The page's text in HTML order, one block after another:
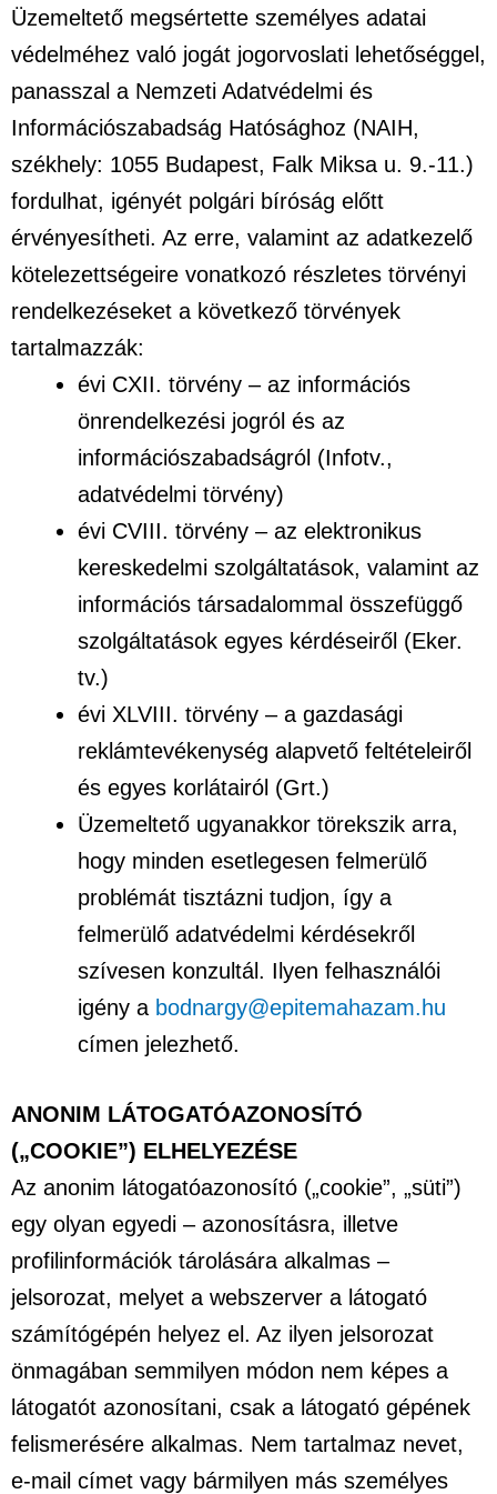
Üzemeltető megsértette személyes adatai
védelméhez való jogát jogorvoslati lehetőséggel,
panasszal a Nemzeti Adatvédelmi és
Információszabadság Hatósághoz (NAIH,
székhely: 1055 Budapest, Falk Miksa u. 9.-11.)
fordulhat, igényét polgári bíróság előtt
érvényesítheti. Az erre, valamint az adatkezelő
kötelezettségeire vonatkozó részletes törvényi
rendelkezéseket a következő törvények
tartalmazzák:
évi CXII. törvény – az információs
önrendelkezési jogról és az
információszabadságról (Infotv.,
adatvédelmi törvény)
évi CVIII. törvény – az elektronikus
kereskedelmi szolgáltatások, valamint az
információs társadalommal összefüggő
szolgáltatások egyes kérdéseiről (Eker.
tv.)
évi XLVIII. törvény – a gazdasági
reklámtevékenység alapvető feltételeiről
és egyes korlátairól (Grt.)
Üzemeltető ugyanakkor törekszik arra,
hogy minden esetlegesen felmerülő
problémát tisztázni tudjon, így a
felmerülő adatvédelmi kérdésekről
szívesen konzultál. Ilyen felhasználói
igény a bodnargy@epitemahazam.hu
címen jelezhető.
ANONIM LÁTOGATÓAZONOSÍTÓ
(„COOKIE”) ELHELYEZÉSE
Az anonim látogatóazonosító („cookie”, „süti”)
egy olyan egyedi – azonosításra, illetve
profilinformációk tárolására alkalmas –
jelsorozat, melyet a webszerver a látogató
számítógépén helyez el. Az ilyen jelsorozat
önmagában semmilyen módon nem képes a
látogatót azonosítani, csak a látogató gépének
felismerésére alkalmas. Nem tartalmaz nevet,
e-mail címet vagy bármilyen más személyes